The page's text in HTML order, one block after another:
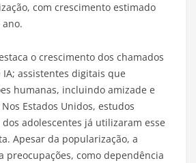
com crescimento estimado
ano.
o crescimento dos chamados
assistentes digitais que
humanas, incluindo amizade e
Estados Unidos, estudos
adolescentes já utilizaram esse
Apesar da popularização, a
preocupações, como dependência